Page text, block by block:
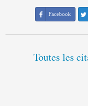
Facebook
Toutes les